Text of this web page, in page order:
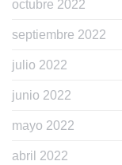
octubre 2022
septiembre 2022
julio 2022
junio 2022
mayo 2022
abril 2022